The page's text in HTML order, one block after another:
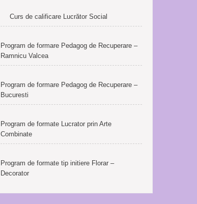
Curs de calificare Lucrător Social
Program de formare Pedagog de Recuperare –
Ramnicu Valcea
Program de formare Pedagog de Recuperare –
Bucuresti
Program de formate Lucrator prin Arte
Combinate
Program de formate tip initiere Florar –
Decorator